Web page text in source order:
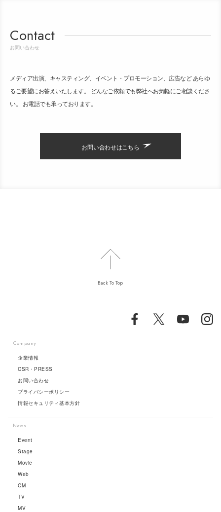
Contact
お問い合わせ
メディア出演、キャスティング、イベント・プロモーション、広告など あらゆ
るご要望にお答えいたします。 どんなご依頼でも弊社へお気軽にご相談くださ
い。 お電話でも承っております。
お問い合わせはこちら
Back To Top
Company
企業情報
CSR・PRESS
お問い合わせ
プライバシーポリシー
情報セキュリティ基本方針
News
Event
Stage
Movie
Web
CM
TV
MV